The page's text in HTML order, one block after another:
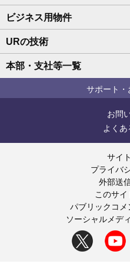
ビジネス用物件
URの技術
本部・支社等一覧
サポート・
お問
よくあ
サイ
プライバ
外部送
このサ
パブリックコメ
ソーシャルメデ